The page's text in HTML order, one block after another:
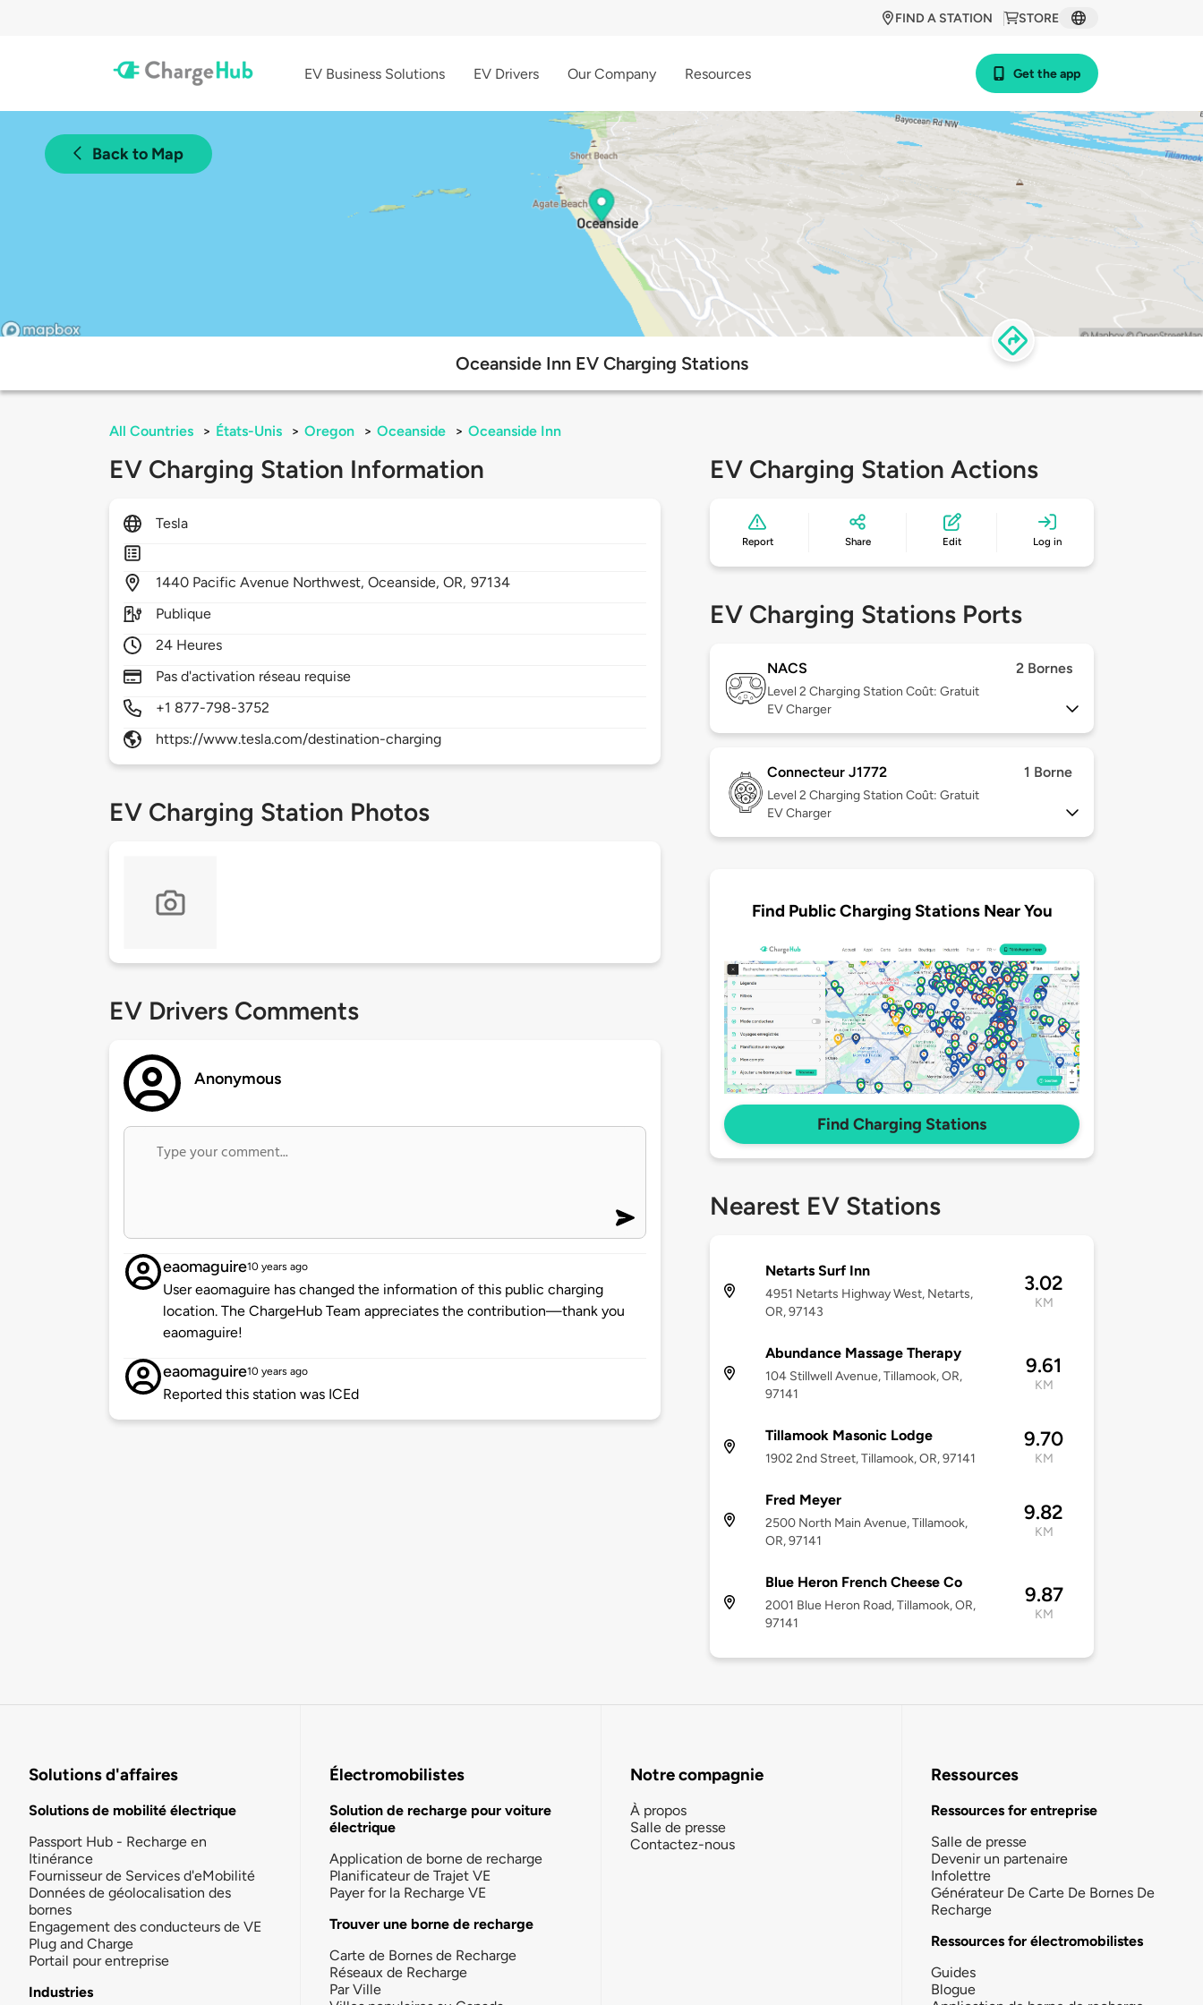
STORE
FIND A STATION
EV Business Solutions EV Drivers Our Company Resources Get the app
Back to Map
Oceanside Inn EV Charging Stations
All Countries > États-Unis > Oregon > Oceanside > Oceanside Inn
EV Charging Station Information
Tesla
1440 Pacific Avenue Northwest,Oceanside,OR, 97134
Publique
24 Heures
Pas d'activation réseau requise
+1 877-798-3752
https://www.tesla.com/destination-charging
EV Charging Station Photos
EV Drivers Comments
Anonymous
eaomaguire10 years ago
User eaomaguire has changed the information of this public charging
location. The ChargeHub Team appreciates the contribution—thank you
eaomaguire!
eaomaguire10 years ago
Reported this station was ICEd
EV Charging Station Actions
Report Share Edit Log in
EV Charging Stations Ports
NACS 2 Bornes
Level 2 Charging Station Coût: Gratuit
EV Charger
Connecteur J1772 1 Borne
Level 2 Charging Station Coût: Gratuit
EV Charger
Find Public Charging Stations Near You
Find Charging Stations
Nearest EV Stations
Netarts Surf Inn
4951 Netarts Highway West, Netarts,
OR, 97143
3.02
KM
Abundance Massage Therapy
104 Stillwell Avenue, Tillamook, OR,
97141
9.61
KM
Tillamook Masonic Lodge
1902 2nd Street, Tillamook, OR, 97141
9.70
KM
Fred Meyer
2500 North Main Avenue, Tillamook,
OR, 97141
9.82
KM
Blue Heron French Cheese Co
2001 Blue Heron Road, Tillamook, OR,
97141
9.87
KM
Solutions d'affaires
Solutions de mobilité électrique
Passport Hub - Recharge en
Itinérance
Fournisseur de Services d'eMobilité
Données de géolocalisation des
bornes
Engagement des conducteurs de VE
Plug and Charge
Portail pour entreprise
Industries
Électromobilistes
Solution de recharge pour voiture
électrique
Application de borne de recharge
Planificateur de Trajet VE
Payer for la Recharge VE
Trouver une borne de recharge
Carte de Bornes de Recharge
Réseaux de Recharge
Par Ville
Notre compagnie
À propos
Salle de presse
Contactez-nous
Ressources
Ressources for entreprise
Salle de presse
Devenir un partenaire
Infolettre
Générateur De Carte De Bornes De
Recharge
Ressources for électromobilistes
Guides
Blogue